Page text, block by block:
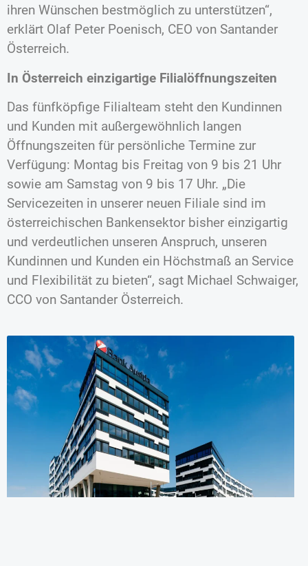
ihren Wünschen bestmöglich zu unterstützen“,
erklärt Olaf Peter Poenisch, CEO von Santander
Österreich.
In Österreich einzigartige Filialöffnungszeiten
Das fünfköpfige Filialteam steht den Kundinnen
und Kunden mit außergewöhnlich langen
Öffnungszeiten für persönliche Termine zur
Verfügung: Montag bis Freitag von 9 bis 21 Uhr
sowie am Samstag von 9 bis 17 Uhr. „Die
Servicezeiten in unserer neuen Filiale sind im
österreichischen Bankensektor bisher einzigartig
und verdeutlichen unseren Anspruch, unseren
Kundinnen und Kunden ein Höchstmaß an Service
und Flexibilität zu bieten“, sagt Michael Schwaiger,
CCO von Santander Österreich.